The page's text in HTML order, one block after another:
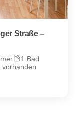
Straße –
1 Bad
vorhanden